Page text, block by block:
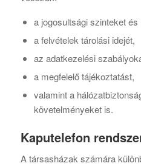
a jogosultsági szinteket
a felvételek tárolási idejét,
az adatkezelési
a megfelelő tájékoztatást,
valamint a
követelményeket is.
Kaputelefon
A társasházak számára